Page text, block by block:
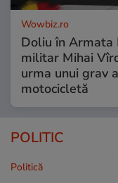
Wowbiz.ro
Doliu în Armata
militar Mihai
urma unui grav
motocicletă
POLITIC
Politică